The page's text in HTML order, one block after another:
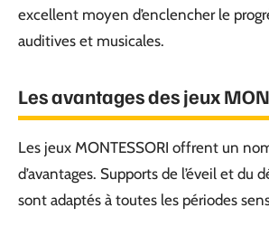
excellent moyen d’enclencher le
auditives et musicales.
Les avantages des jeux
Les jeux MONTESSORI offrent un
d’avantages. Supports de l’éveil et du
sont adaptés à toutes les périodes